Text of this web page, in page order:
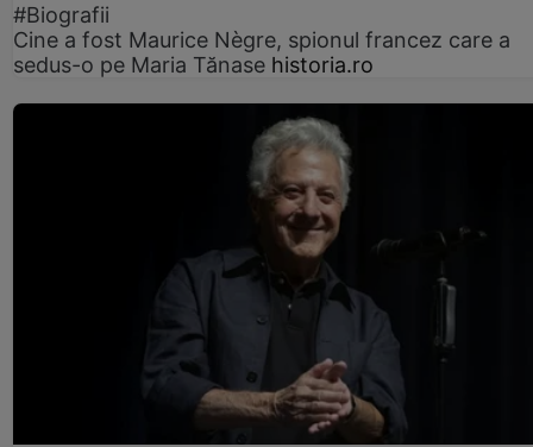
#Biografii
Cine a fost Maurice Nègre, spionul francez care a
sedus-o pe Maria Tănase historia.ro